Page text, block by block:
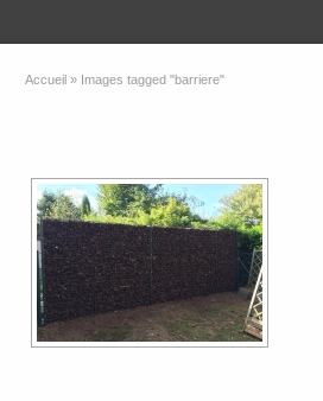
Accueil » Images tagged "barriere"